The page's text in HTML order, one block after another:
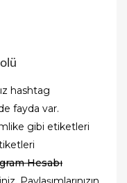
hashtag
fayda var.
gibi etiketleri
Hesabı